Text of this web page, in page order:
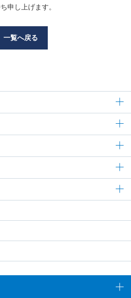
申し上げます。
一覧へ戻る